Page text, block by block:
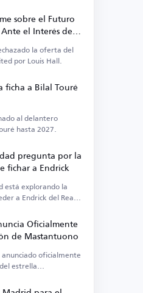
sobre el Futuro
el Interés del
la oferta del
por Louis Hall.
ficha a Bilal Touré
al delantero
hasta 2027.
pregunta por la
fichar a Endrick
está explorando la
a Endrick del Real
Oficialmente
de Mastantuono
oficialmente
estrella